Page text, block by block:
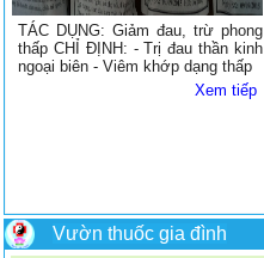
TÁC DỤNG: Giảm đau, trừ phong
thấp CHỈ ĐỊNH: - Trị đau thần kinh
ngoại biên - Viêm khớp dạng thấp
Xem tiếp
Vườn thuốc gia đình
Dùng vỏ quýt để trị
ho
Vitamin C hơn cam